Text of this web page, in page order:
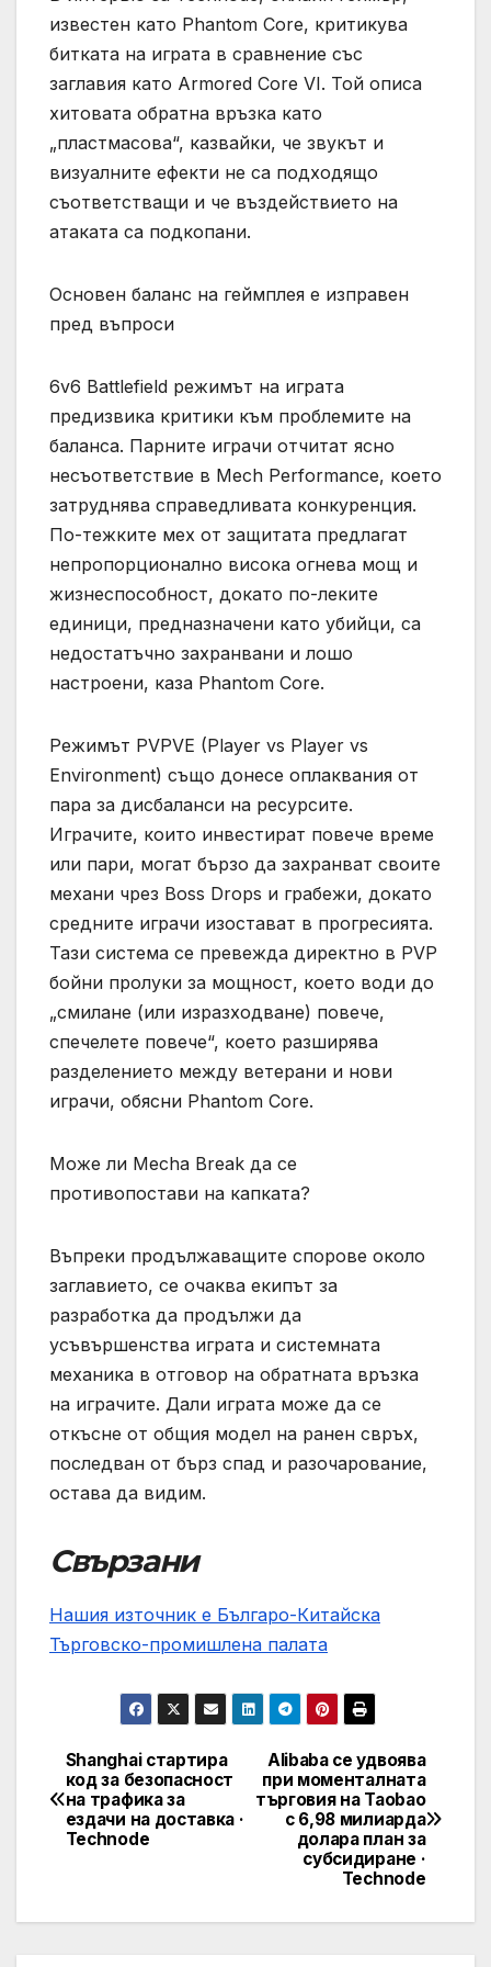
известен като Phantom Core, критикува
битката на играта в сравнение със
заглавия като Armored Core VI. Той описа
хитовата обратна връзка като
„пластмасова“, казвайки, че звукът и
визуалните ефекти не са подходящо
съответстващи и че въздействието на
атаката са подкопани.
Основен баланс на геймплея е изправен
пред въпроси
6v6 Battlefield режимът на играта
предизвика критики към проблемите на
баланса. Парните играчи отчитат ясно
несъответствие в Mech Performance, което
затруднява справедливата конкуренция.
По-тежките мех от защитата предлагат
непропорционално висока огнева мощ и
жизнеспособност, докато по-леките
единици, предназначени като убийци, са
недостатъчно захранвани и лошо
настроени, каза Phantom Core.
Режимът PVPVE (Player vs Player vs
Environment) също донесе оплаквания от
пара за дисбаланси на ресурсите.
Играчите, които инвестират повече време
или пари, могат бързо да захранват своите
механи чрез Boss Drops и грабежи, докато
средните играчи изостават в прогресията.
Тази система се превежда директно в PVP
бойни пролуки за мощност, което води до
„смилане (или изразходване) повече,
спечелете повече“, което разширява
разделението между ветерани и нови
играчи, обясни Phantom Core.
Може ли Mecha Break да се
противопостави на капката?
Въпреки продължаващите спорове около
заглавието, се очаква екипът за
разработка да продължи да
усъвършенства играта и системната
механика в отговор на обратната връзка
на играчите. Дали играта може да се
откъсне от общия модел на ранен свръх,
последван от бърз спад и разочарование,
остава да видим.
Свързани
Нашия източник е Българо-Китайска
Търговско-промишлена палaта
Post
navigation
Alibaba се удвоява
при моменталната
търговия на Taobao
с 6,98 милиарда
долара план за
субсидиране ·
Technode
Shanghai стартира
код за безопасност
на трафика за
ездачи на доставка ·
Technode